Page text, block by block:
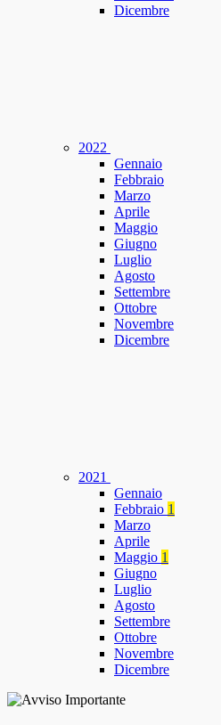
Dicembre
2022
Gennaio
Febbraio
Marzo
Aprile
Maggio
Giugno
Luglio
Agosto
Settembre
Ottobre
Novembre
Dicembre
2021
Gennaio
Febbraio 1
Marzo
Aprile
Maggio 1
Giugno
Luglio
Agosto
Settembre
Ottobre
Novembre
Dicembre